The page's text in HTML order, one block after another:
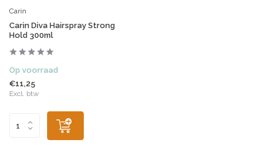
Carin
Carin Diva Hairspray Strong
Hold 300ml
Op voorraad
€11,25
Excl. btw